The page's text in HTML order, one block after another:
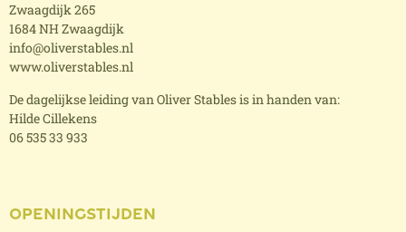
Zwaagdijk 265
1684 NH Zwaagdijk
info@oliverstables.nl
www.oliverstables.nl
De dagelijkse leiding van Oliver Stables is in handen van:
Hilde Cillekens
06 535 33 933
Openingstijden